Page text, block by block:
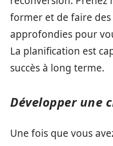
former et de faire
approfondies pour
La planification est
succès à long terme.
Développer une
Une fois que vous